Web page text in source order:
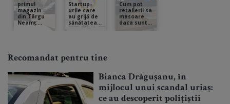
Recomandat pentru tine
Bianca Drăgușanu, în
mijlocul unui scandal uriaș:
ce au descoperit polițiștii